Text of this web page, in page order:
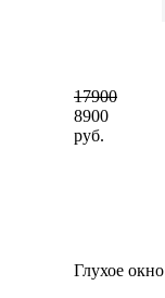
17900
8900
руб.
Глухое окно